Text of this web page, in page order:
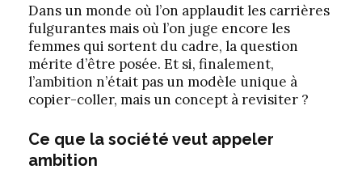
Dans un monde où l’on applaudit les carrières
fulgurantes mais où l’on juge encore les
femmes qui sortent du cadre, la question
mérite d’être posée. Et si, finalement,
l’ambition n’était pas un modèle unique à
copier-coller, mais un concept à revisiter ?
Ce que la société veut appeler
ambition